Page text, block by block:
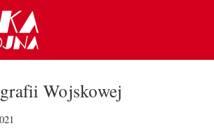
Wojskowej